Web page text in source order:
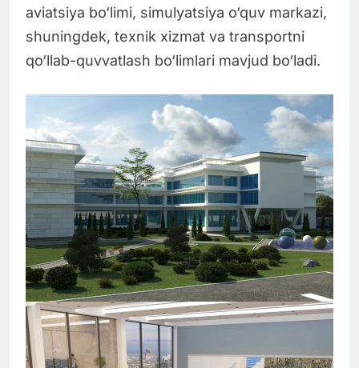
aviatsiya bo‘limi, simulyatsiya o‘quv markazi,
shuningdek, texnik xizmat va transportni
qo‘llab-quvvatlash bo‘limlari mavjud bo‘ladi.